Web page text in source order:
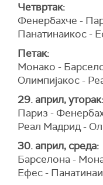
Четвртак:
Фенербахче -
Панатинаикос -
Петак:
Монако -
Олимпијакос -
29. април, уторак:
Париз -
Реал Мадрид -
30. април, среда:
Барселона -
Ефес -